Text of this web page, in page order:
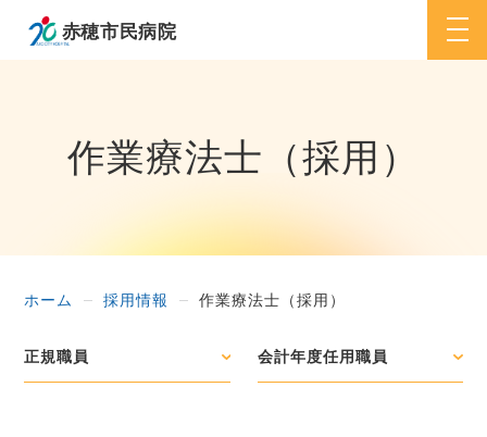
作業療法士（採用）
ホーム 採用情報 作業療法士（採用）
正規職員 会計年度任用職員